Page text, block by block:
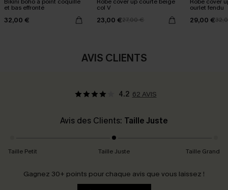
et bas effronté
32,00 €
col V
23,00 €27,00 €
ourlet fendu
29,00 €
AVIS CLIENTS
4.2 62 AVIS
Avis des Clients: Taille Juste
Taille Petit Taille Juste Taille Grand
Gagnez 30+ points pour chaque avis que vous laissez !